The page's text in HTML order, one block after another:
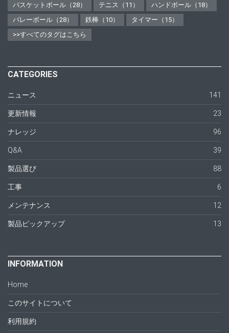
バスケットボール（28）
テニス（11）
ハンドボール（18）
バレーボール（28）
鉄棒（10）
タイマー（15）
>>すべてのタグはこちら
CATEGORIES
ニュース 141
更新情報 23
ナレッジ 96
Q&A 39
製品選び 88
工事 6
メンテナンス 12
製品ピックアップ 13
INFORMATION
Home
このサイトについて
利用規約